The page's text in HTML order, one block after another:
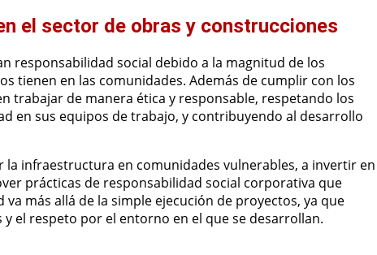
el sector de obras y construcciones
responsabilidad social debido a la magnitud de los
tienen en las comunidades. Además de cumplir con los
trabajar de manera ética y responsable, respetando los
en sus equipos de trabajo, y contribuyendo al desarrollo
infraestructura en comunidades vulnerables, a invertir en
prácticas de responsabilidad social corporativa que
más allá de la simple ejecución de proyectos, ya que
el respeto por el entorno en el que se desarrollan.